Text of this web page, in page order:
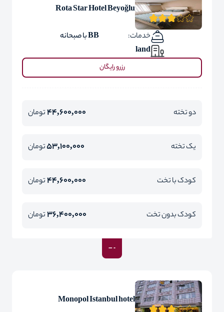
Rota Star Hotel Beyoğlu
خدمات:
BB با صبحانه
land
رزرو رایگان
دو تخته 44,600,000تومان
یک تخته 53,100,000تومان
کودک با تخت 44,600,000تومان
کودک بدون تخت 36,400,000تومان
Monopol Istanbul hotel